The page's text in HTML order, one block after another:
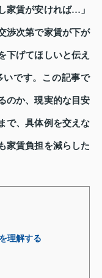
家賃が安ければ…」
渉次第で家賃が下が
下げてほしいと伝え
いです。この記事で
のか、現実的な目安
で、具体例を交えな
家賃負担を減らした
理解する